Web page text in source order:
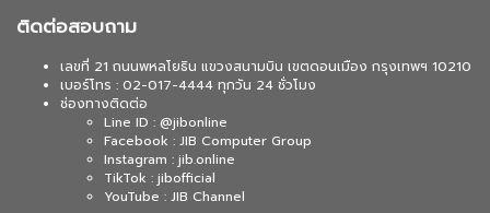
ติดต่อสอบถาม
เลขที่ 21 ถนนพหลโยธิน แขวงสนามบิน เขตดอนเมือง กรุงเทพฯ 10210
เบอร์โทร : 02-017-4444 ทุกวัน 24 ชั่วโมง
ช่องทางติดต่อ
Line ID : @jibonline
Facebook : JIB Computer Group
Instagram : jib.online
TikTok : jibofficial
YouTube : JIB Channel